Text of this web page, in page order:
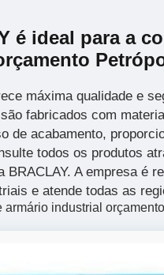
é ideal para a
máxima qualidade e
fabricados com
de acabamento,
todos os produtos
BRACLAY. A empresa é
e atende todas as
armário industrial